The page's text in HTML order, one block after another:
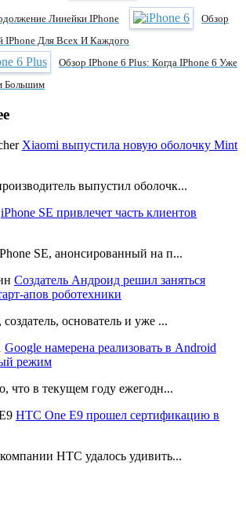
Линейки IPhone
Обзор
IPhone Для Всех И Каждого
Обзор IPhone 6 Plus: Когда IPhone 6 Уже
Большим
Xiaomi выпустила новую оболочку Mint
выпустил оболочк...
iPhone SE привлечет часть клиентов
SE, анонсированный на п...
Создатель Андроид решил заняться
апов роботехники
основатель и уже ...
Google намерена реализовать в Android
режим
что в текущем году ежегодн...
HTC One E9 прошел сертификацию в
НТС удалось удивить...